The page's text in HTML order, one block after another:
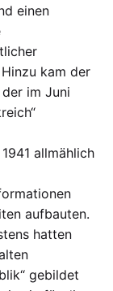
einen
kam der
der im Juni
allmählich
aufbauten.
hatten
gebildet